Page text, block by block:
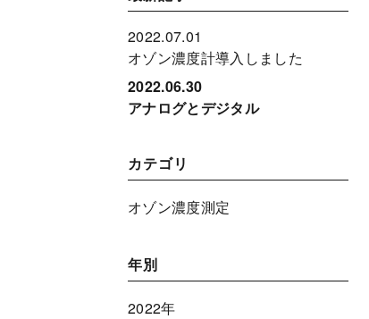
2022.07.01
オゾン濃度計導入しました
2022.06.30
アナログとデジタル
カテゴリ
オゾン濃度測定
年別
2022年